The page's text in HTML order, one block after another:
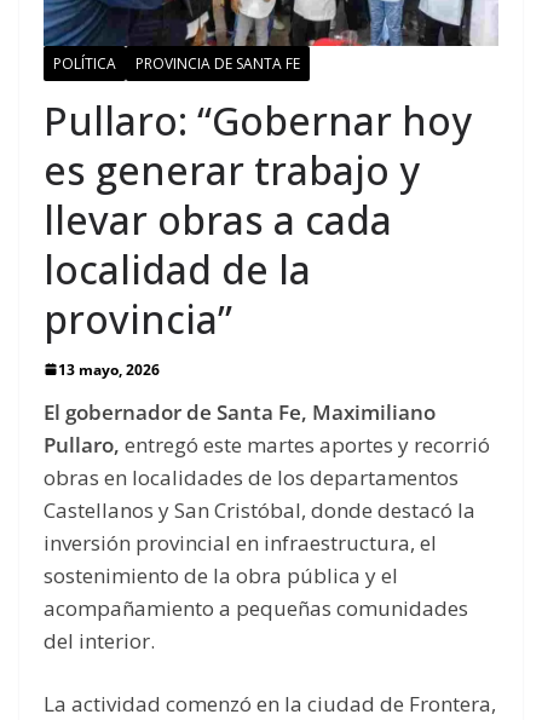
POLÍTICA PROVINCIA DE SANTA FE
Pullaro: “Gobernar hoy
es generar trabajo y
llevar obras a cada
localidad de la
provincia”
13 mayo, 2026
El gobernador de Santa Fe, Maximiliano
Pullaro, entregó este martes aportes y recorrió
obras en localidades de los departamentos
Castellanos y San Cristóbal, donde destacó la
inversión provincial en infraestructura, el
sostenimiento de la obra pública y el
acompañamiento a pequeñas comunidades
del interior.
La actividad comenzó en la ciudad de Frontera,